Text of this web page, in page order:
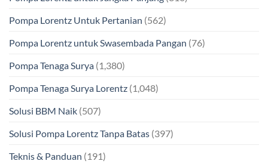
Pompa Lorentz Untuk Pertanian (562)
Pompa Lorentz untuk Swasembada Pangan (76)
Pompa Tenaga Surya (1,380)
Pompa Tenaga Surya Lorentz (1,048)
Solusi BBM Naik (507)
Solusi Pompa Lorentz Tanpa Batas (397)
Teknis & Panduan (191)